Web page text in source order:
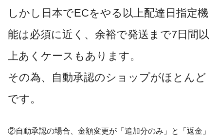
しかし日本でECをやる以上配達日指定機
能は必須に近く、余裕で発送まで7日間以
上あくケースもあります。
その為、自動承認のショップがほとんど
です。
②自動承認の場合、金額変更が「追加分のみ」と「返金」